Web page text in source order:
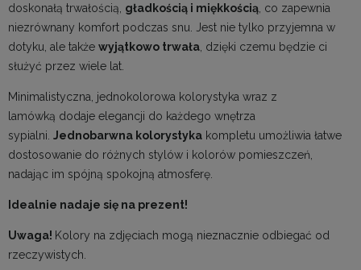
doskonałą trwałością, gładkością i miękkością , co zapewnia
niezrównany komfort podczas snu. Jest nie tylko przyjemna w
dotyku, ale także wyjątkowo trwała , dzięki czemu będzie ci
służyć przez wiele lat.
Minimalistyczna, jednokolorowa kolorystyka wraz z
lamówką dodaje elegancji do każdego wnętrza
sypialni. Jednobarwna kolorystyka kompletu umożliwia łatwe
dostosowanie do różnych stylów i kolorów pomieszczeń,
nadając im spójną spokojną atmosferę.
Idealnie nadaje się na prezent!
Uwaga! Kolory na zdjęciach mogą nieznacznie odbiegać od
rzeczywistych.